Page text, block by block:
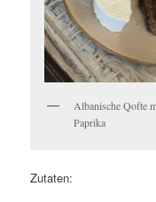
Albanische Qofte
Paprika
Zutaten: